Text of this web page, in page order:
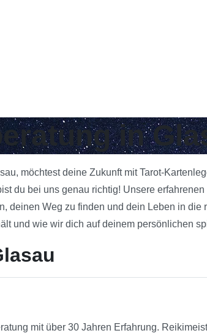
in
möchtest deine Zukunft mit Tarot-
du bei uns genau richtig! Unsere
deinen Weg zu finden und dein Leben in
und wie wir dich auf deinem persönlichen
mit über 30 Jahren Erfahrung.